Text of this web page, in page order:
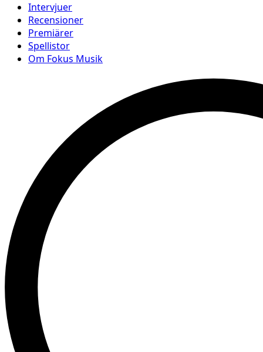
Intervjuer
Recensioner
Premiärer
Spellistor
Om Fokus Musik